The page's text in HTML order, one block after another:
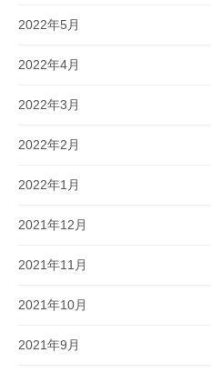
2022年5月
2022年4月
2022年3月
2022年2月
2022年1月
2021年12月
2021年11月
2021年10月
2021年9月